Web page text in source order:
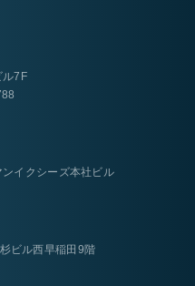
ル7F
イクシーズ本社ビル
ビル西早稲田9階